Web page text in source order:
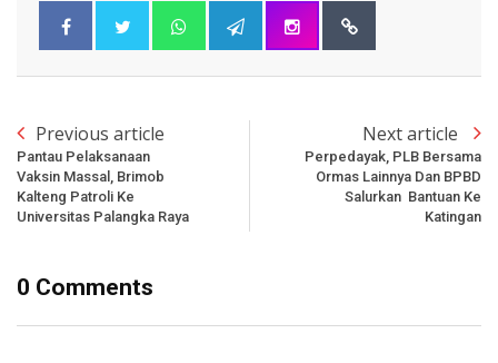
Previous article
Pantau Pelaksanaan
Vaksin Massal, Brimob
Kalteng Patroli Ke
Universitas Palangka Raya
Next article
Perpedayak, PLB Bersama
Ormas Lainnya Dan BPBD
Salurkan Bantuan Ke
Katingan
0 Comments